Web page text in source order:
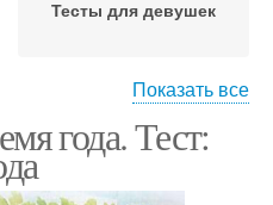
Тесты для девушек
Тест на коэффициент
Показать все
года. Тест: